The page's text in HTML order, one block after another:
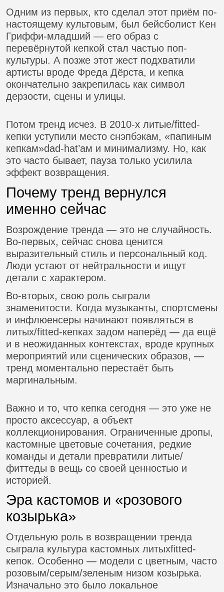
Одним из первых, кто сделал этот приём по-
настоящему культовым, был бейсболист Кен
Гриффи-младший — его образ с
перевёрнутой кепкой стал частью поп-
культуры. А позже этот жест подхватили
артисты вроде Фреда Дёрста, и кепка
окончательно закрепилась как символ
дерзости, сцены и улицы.
Потом тренд исчез. В 2010-х литые/fitted-
кепки уступили место снэпбэкам, «папиным
кепкам»dad-hat’ам и минимализму. Но, как
это часто бывает, пауза только усилила
эффект возвращения.
Почему тренд вернулся
именно сейчас
Возрождение тренда — это не случайность.
Во-первых, сейчас снова ценится
выразительный стиль и персональный код.
Люди устают от нейтральности и ищут
детали с характером.
Во-вторых, свою роль сыграли
знаменитости. Когда музыканты, спортсмены
и инфлюенсеры начинают появляться в
литых/fitted-кепках задом наперёд — да ещё
и в неожиданных контекстах, вроде крупных
мероприятий или сценических образов, —
тренд моментально перестаёт быть
маргинальным.
Важно и то, что кепка сегодня — это уже не
просто аксессуар, а объект
коллекционирования. Ограниченные дропы,
кастомные цветовые сочетания, редкие
команды и детали превратили литые/
фиттеды в вещь со своей ценностью и
историей.
Эра кастомов и «розового
козырька»
Отдельную роль в возвращении тренда
сыграла культура кастомных литыхfitted-
кепок. Особенно — модели с цветным, часто
розовым/серым/зеленым низом козырька.
Изначально это было локальное